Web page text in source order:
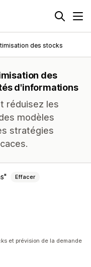
des stocks
des
d'informations
réduisez les
modèles
stratégies
Effacer
et prévision de la demande